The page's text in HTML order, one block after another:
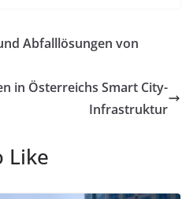
Abfalllösungen von
in Österreichs Smart City-
Infrastruktur
Like